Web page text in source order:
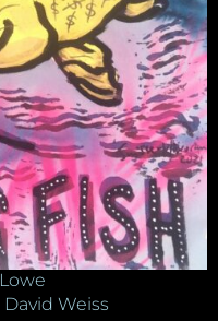
David Weiss